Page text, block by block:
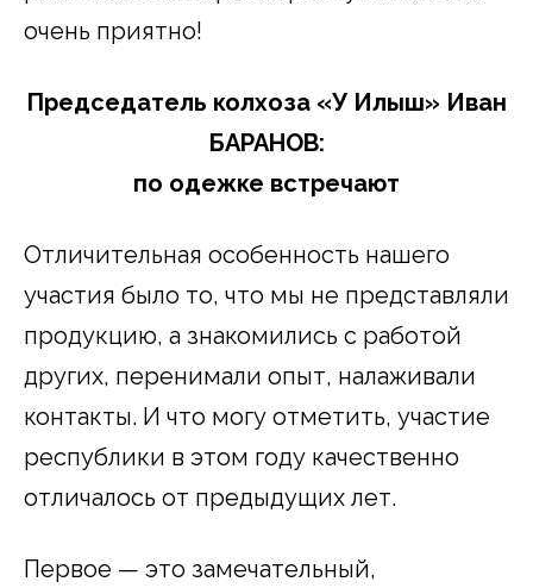
очень приятно!
Председатель колхоза «У Илыш» Иван
БАРАНОВ:
по одежке встречают
Отличительная особенность нашего
участия было то, что мы не представляли
продукцию, а знакомились с работой
других, перенимали опыт, налаживали
контакты. И что могу отметить, участие
республики в этом году качественно
отличалось от предыдущих лет.
Первое — это замечательный,